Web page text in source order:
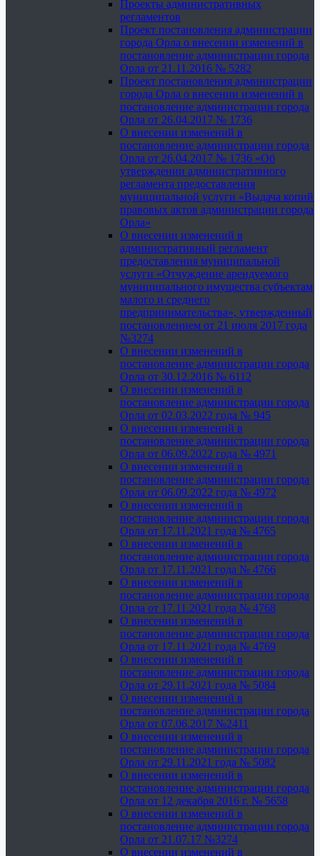
Проекты административных
регламентов
Проект постановления администрации
города Орла о внесении изменений в
постановление администрации города
Орла от 21.11.2016 № 5282
Проект постановления администрации
города Орла о внесении изменений в
постановление администрации города
Орла от 26.04.2017 № 1736
О внесении изменений в
постановление администрации города
Орла от 26.04.2017 № 1736 «Об
утверждении административного
регламента предоставления
муниципальной услуги «Выдача копий
правовых актов администрации города
Орла»
О внесении изменений в
административный регламент
предоставления муниципальной
услуги «Отчуждение арендуемого
муниципального имущества субъектам
малого и среднего
предпринимательства», утвержденный
постановлением от 21 июля 2017 года
№3274
О внесении изменений в
постановление администрации города
Орла от 30.12.2016 № 6112
О внесении изменений в
постановление администрации города
Орла от 02.03.2022 года № 945
О внесении изменений в
постановление администрации города
Орла от 06.09.2022 года № 4971
О внесении изменений в
постановление администрации города
Орла от 06.09.2022 года № 4972
О внесении изменений в
постановление администрации города
Орла от 17.11.2021 года № 4765
О внесении изменений в
постановление администрации города
Орла от 17.11.2021 года № 4766
О внесении изменений в
постановление администрации города
Орла от 17.11.2021 года № 4768
О внесении изменений в
постановление администрации города
Орла от 17.11.2021 года № 4769
О внесении изменений в
постановление администрации города
Орла от 29.11.2021 года № 5084
О внесении изменений в
постановление администрации города
Орла от 07.06.2017 №2411
О внесении изменений в
постановление администрации города
Орла от 29.11.2021 года № 5082
О внесении изменений в
постановление администрации города
Орла от 12 декабря 2016 г. № 5658
О внесении изменений в
постановление администрации города
Орла от 21.07.17 №3274
О внесении изменений в